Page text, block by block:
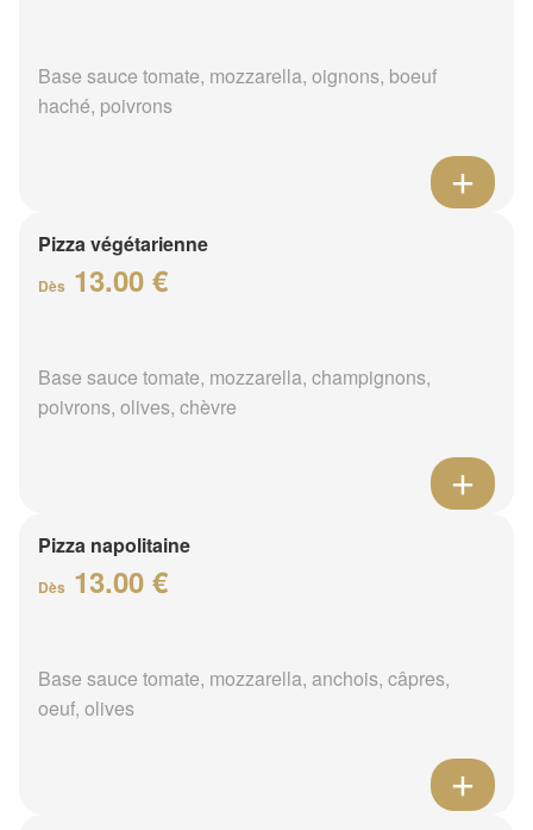
Base sauce tomate, mozzarella, oignons, boeuf
haché, poivrons
Pizza végétarienne
Dès 13.00 €
Base sauce tomate, mozzarella, champignons,
poivrons, olives, chèvre
Pizza napolitaine
Dès 13.00 €
Base sauce tomate, mozzarella, anchois, câpres,
oeuf, olives